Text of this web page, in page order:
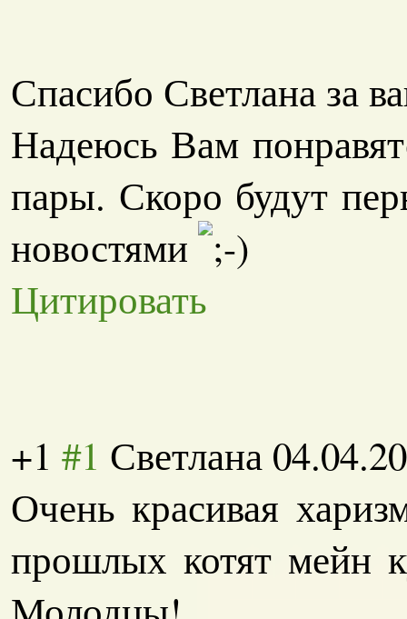
Спасибо Светлана за
Надеюсь Вам
пары. Скоро будут
новостями
Цитировать
+1 #1 Светлана
Очень красивая
прошлых котят мейн